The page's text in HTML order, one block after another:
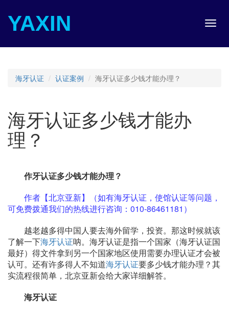
YAXIN
海牙认证 认证案例 海牙认证多少钱才能办理？
海牙认证多少钱才能办
理？
作牙认证多少钱才能办理？
作者【北京亚新】（如有海牙认证，使馆认证等问题，
可免费拨通我们的热线进行咨询：010-86461181）
越老越多得中国人要去海外留学，投资。那这时候就该
了解一下海牙认证呐。海牙认证是指一个国家（海牙认证国
最好）得文件拿到另一个国家地区使用需要办理认证才会被
认可。还有许多得人不知道海牙认证要多少钱才能办理？其
实流程很简单，北京亚新会给大家详细解答。
海牙认证